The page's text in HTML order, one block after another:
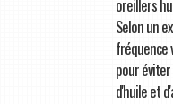
oreillers
Selon un
fréquence
pour
d'huile et